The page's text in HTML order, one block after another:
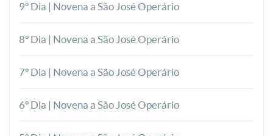
9º Dia | Novena a São José Operário
8º Dia | Novena a São José Operário
7º Dia | Novena a São José Operário
6º Dia | Novena a São José Operário